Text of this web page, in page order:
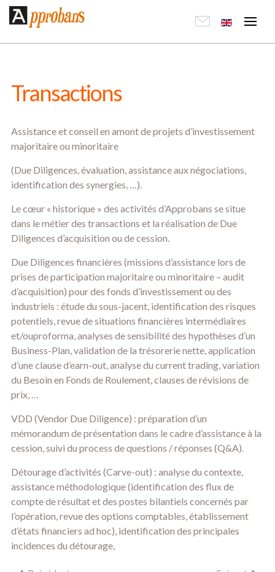
Transactions
Assistance et conseil en amont de projets d’investissement
majoritaire ou minoritaire
(Due Diligences, évaluation, assistance aux négociations,
identification des synergies, …).
Le cœur « historique » des activités d’Approbans se situe
dans le métier des transactions et la réalisation de Due
Diligences d’acquisition ou de cession.
Due Diligences financières (missions d’assistance lors de
prises de participation majoritaire ou minoritaire – audit
d’acquisition) pour des fonds d’investissement ou des
industriels : étude du sous-jacent, identification des risques
potentiels, revue de situations financières intermédiaires
et/ouproforma, analyses de sensibilité des hypothèses d’un
Business-Plan, validation de la trésorerie nette, application
d’une clause d’earn-out, analyse du current trading, variation
du Besoin en Fonds de Roulement, clauses de révisions de
prix, …
VDD (Vendor Due Diligence) : préparation d’un
mémorandum de présentation dans le cadre d’assistance à la
cession, suivi du process de questions / réponses (Q&A).
Détourage d’activités (Carve-out) : analyse du contexte,
assistance méthodologique (identification des flux de
compte de résultat et des postes bilantiels concernés par
l’opération, revue des options comptables, établissement
d’états financiers ad hoc), identification des principales
incidences du détourage,